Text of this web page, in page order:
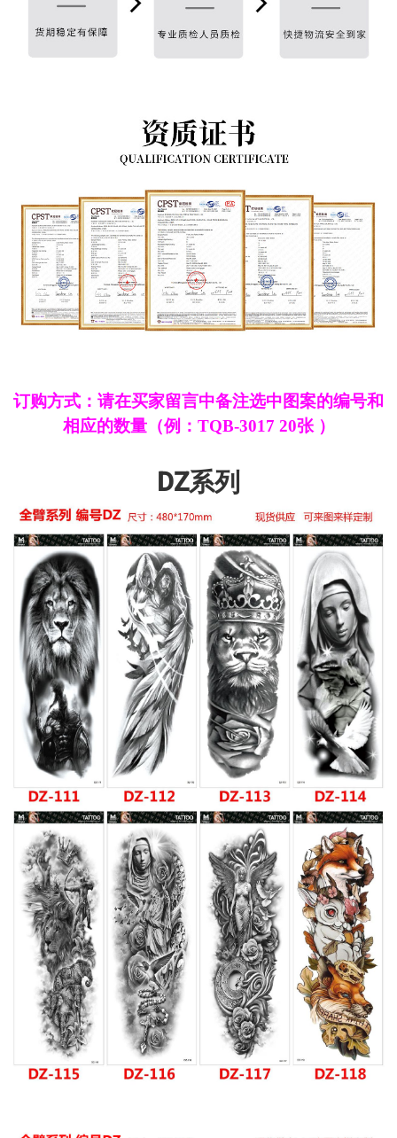
订购方式：请在买家留言中备注选中图案的编号和
相应的数量（例：TQB-3017 20张 ）
DZ系列